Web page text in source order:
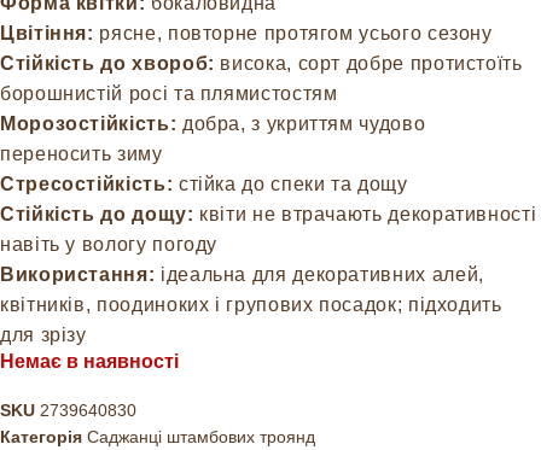
Цвітіння: рясне, повторне протягом усього сезону
Стійкість до хвороб: висока, сорт добре протистоїть
борошнистій росі та плямистостям
Морозостійкість: добра, з укриттям чудово
переносить зиму
Стресостійкість: стійка до спеки та дощу
Стійкість до дощу: квіти не втрачають декоративності
навіть у вологу погоду
Використання: ідеальна для декоративних алей,
квітників, поодиноких і групових посадок; підходить
для зрізу
Немає в наявності
SKU 2739640830
Категорія Саджанці штамбових троянд